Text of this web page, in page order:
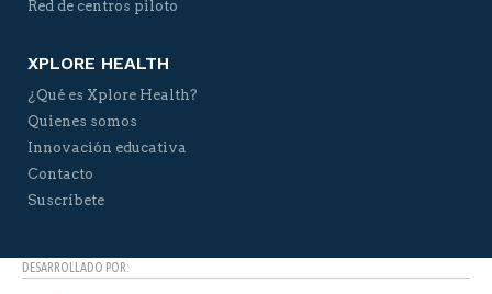
Red de centros piloto
XPLORE HEALTH
¿Qué es Xplore Health?
Quienes somos
Innovación educativa
Contacto
Suscríbete
DESARROLLADO POR: